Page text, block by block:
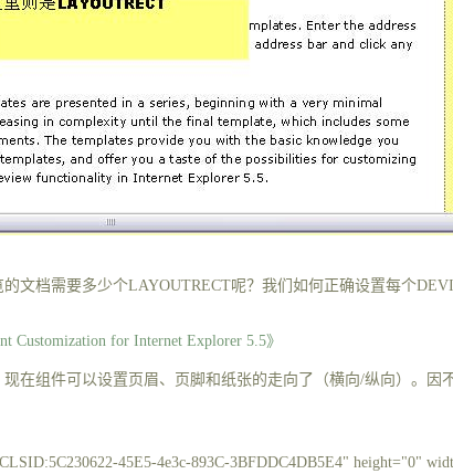
文档需要多少个LAYOUTRECT呢？我们如何正确设置每个
Customization for Internet Explorer 5.5》
现在组件可以设置页眉、页脚和纸张的走向了（横向/纵向）。因
45E5-4e3c-893C-3BFDDC4DB5E4" height="0"